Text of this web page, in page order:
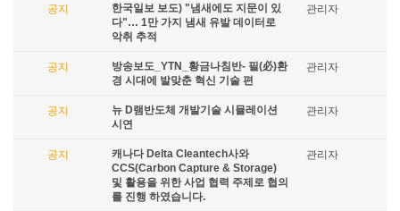
공지
한국일보 보도) "냄새에도 지문이 있
다"… 1만 가지 냄새 유발 데이터로
악취 추적
관리자
공지
방송보도_YTN_황금나침반- 필(必)환
경 시대에 발맞춘 혁신 기술 편
관리자
공지
뉴 D램반도체 개발기술 시뮬레이션
시연
관리자
공지
캐나다 Delta Cleantech사와
CCS(Carbon Capture & Storage)
및 활용을 위한 사업 협력 주제로 협의
를 진행 하였습니다.
관리자